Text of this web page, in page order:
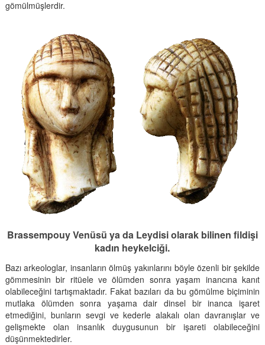
gömülmüşlerdir.
Brassempouy Venüsü ya da Leydisi olarak bilinen fildişi
kadın heykelciği.
Bazı arkeologlar, insanların ölmüş yakınlarını böyle özenli bir şekilde
gömmesinin bir ritüele ve ölümden sonra yaşam inancına kanıt
olabileceğini tartışmaktadır. Fakat bazıları da bu gömülme biçiminin
mutlaka ölümden sonra yaşama dair dinsel bir inanca işaret
etmediğini, bunların sevgi ve kederle alakalı olan davranışlar ve
gelişmekte olan insanlık duygusunun bir işareti olabileceğini
düşünmektedirler.